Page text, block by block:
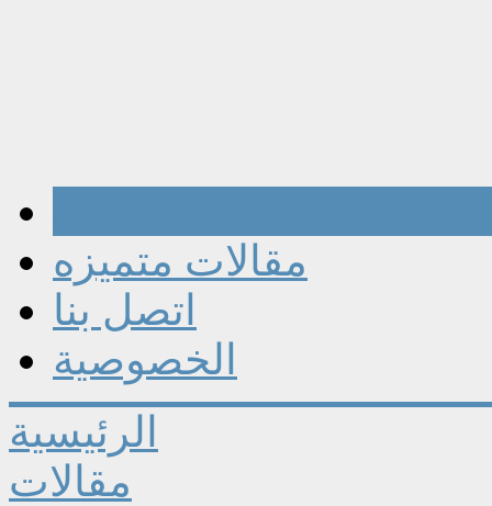
مقالات متميزه
اتصل بنا
الخصوصية
الرئيسية
مقالات